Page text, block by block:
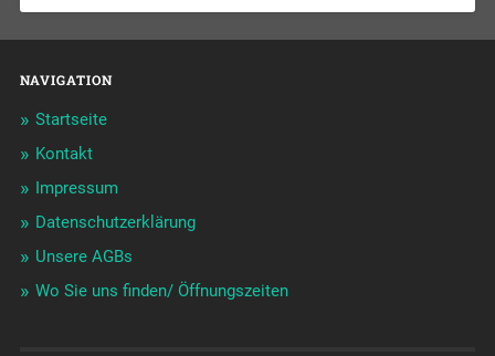
NAVIGATION
Startseite
Kontakt
Impressum
Datenschutzerklärung
Unsere AGBs
Wo Sie uns finden/ Öffnungszeiten